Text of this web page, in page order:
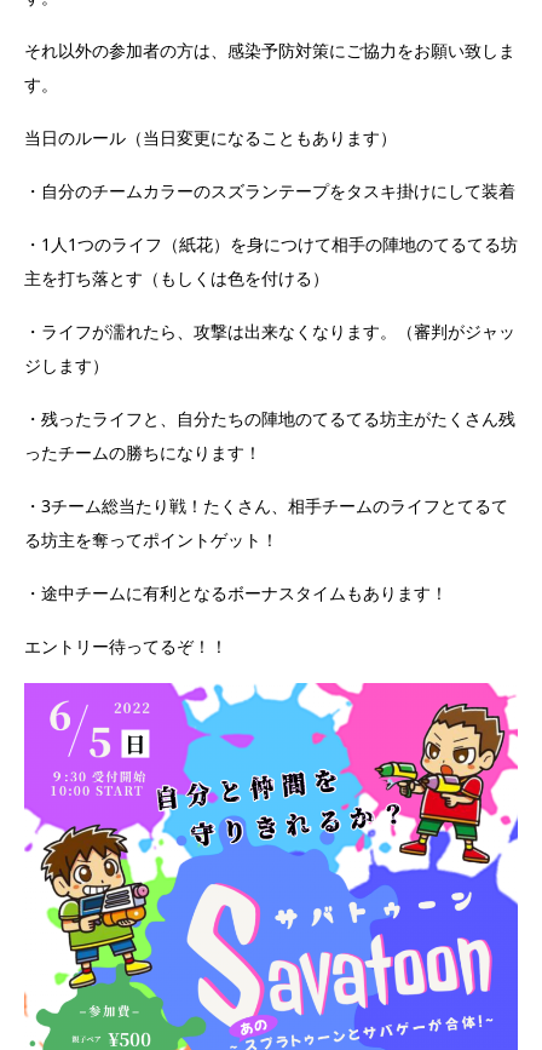
それ以外の参加者の方は、感染予防対策にご協力をお願い致しま
す。
当日のルール（当日変更になることもあります）
・自分のチームカラーのスズランテープをタスキ掛けにして装着
・1人1つのライフ（紙花）を身につけて相手の陣地のてるてる坊
主を打ち落とす（もしくは色を付ける）
・ライフが濡れたら、攻撃は出来なくなります。（審判がジャッ
ジします）
・残ったライフと、自分たちの陣地のてるてる坊主がたくさん残
ったチームの勝ちになります！
・3チーム総当たり戦！たくさん、相手チームのライフとてるて
る坊主を奪ってポイントゲット！
・途中チームに有利となるボーナスタイムもあります！
エントリー待ってるぞ！！